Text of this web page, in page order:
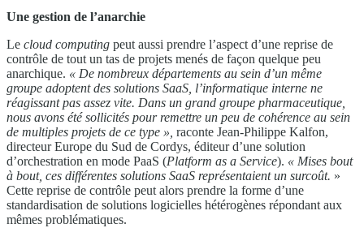
Une gestion de l’anarchie
Le cloud computing peut aussi prendre l’aspect d’une reprise de
contrôle de tout un tas de projets menés de façon quelque peu
anarchique. « De nombreux départements au sein d’un même
groupe adoptent des solutions SaaS, l’informatique interne ne
réagissant pas assez vite. Dans un grand groupe pharmaceutique,
nous avons été sollicités pour remettre un peu de cohérence au sein
de multiples projets de ce type », raconte Jean-Philippe Kalfon,
directeur Europe du Sud de Cordys, éditeur d’une solution
d’orchestration en mode PaaS (Platform as a Service). « Mises bout
à bout, ces différentes solutions SaaS représentaient un surcoût. »
Cette reprise de contrôle peut alors prendre la forme d’une
standardisation de solutions logicielles hétérogènes répondant aux
mêmes problématiques.